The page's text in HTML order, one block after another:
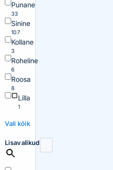
Punane
33
Sinine
107
Kollane
3
Roheline
6
Roosa
8
Lilla
1
Vali kõik
Lisavalikud